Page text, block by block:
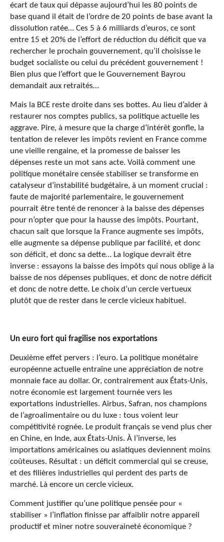
écart de taux qui dépasse aujourd’hui les 80 points de
base quand il était de l’ordre de 20 points de base avant la
dissolution ratée… Ces 5 à 6 milliards d’euros, ce sont
entre 15 et 20% de l’effort de réduction du déficit que va
rechercher le prochain gouvernement, qu’il choisisse le
budget socialiste ou celui du précédent gouvernement !
Bien plus que l’effort que le Gouvernement Bayrou
demandait aux retraités…
Mais la BCE reste droite dans ses bottes. Au lieu d’aider à
restaurer nos comptes publics, sa politique actuelle les
aggrave. Pire, à mesure que la charge d’intérêt gonfle, la
tentation de relever les impôts revient en France comme
une vieille rengaine, et la promesse de baisser les
dépenses reste un mot sans acte. Voilà comment une
politique monétaire censée stabiliser se transforme en
catalyseur d’instabilité budgétaire, à un moment crucial :
faute de majorité parlementaire, le gouvernement
pourrait être tenté de renoncer à la baisse des dépenses
pour n’opter que pour la hausse des impôts. Pourtant,
chacun sait que lorsque la France augmente ses impôts,
elle augmente sa dépense publique par facilité, et donc
son déficit, et donc sa dette… La logique devrait être
inverse : essayons la baisse des impôts qui nous oblige à la
baisse de nos dépenses publiques, et donc de notre déficit
et donc de notre dette. Le choix d’un cercle vertueux
plutôt que de rester dans le cercle vicieux habituel.
Un euro fort qui fragilise nos exportations
Deuxième effet pervers : l’euro. La politique monétaire
européenne actuelle entraîne une appréciation de notre
monnaie face au dollar. Or, contrairement aux États-Unis,
notre économie est largement tournée vers les
exportations industrielles. Airbus, Safran, nos champions
de l’agroalimentaire ou du luxe : tous voient leur
compétitivité rognée. Le produit français se vend plus cher
en Chine, en Inde, aux États-Unis. À l’inverse, les
importations américaines ou asiatiques deviennent moins
coûteuses. Résultat : un déficit commercial qui se creuse,
et des filières industrielles qui perdent des parts de
marché. Là encore un cercle vicieux.
Comment justifier qu’une politique pensée pour «
stabiliser » l’inflation finisse par affaiblir notre appareil
productif et miner notre souveraineté économique ?